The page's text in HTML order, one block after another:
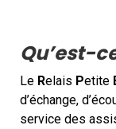
Qu’est-
Le Relais Petite
d’échange,
service des